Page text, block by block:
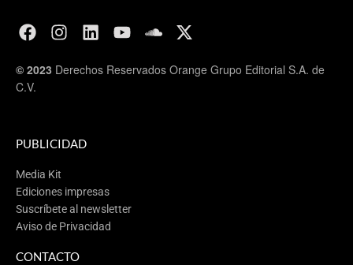
© 2023 Derechos Reservados Orange Grupo Editorial S.A. de
C.V.
PUBLICIDAD
Media Kit
Ediciones impresas
Suscríbete al newsletter
Aviso de Privacidad
CONTACTO